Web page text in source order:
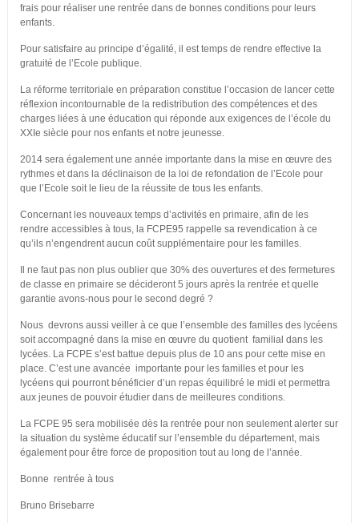
frais pour réaliser une rentrée dans de bonnes conditions pour leurs
enfants.
Pour satisfaire au principe d’égalité, il est temps de rendre effective la
gratuité de l’Ecole publique.
La réforme territoriale en préparation constitue l’occasion de lancer cette
réflexion incontournable de la redistribution des compétences et des
charges liées à une éducation qui réponde aux exigences de l’école du
XXIe siècle pour nos enfants et notre jeunesse.
2014 sera également une année importante dans la mise en œuvre des
rythmes et dans la déclinaison de la loi de refondation de l’Ecole pour
que l’Ecole soit le lieu de la réussite de tous les enfants.
Concernant les nouveaux temps d’activités en primaire, afin de les
rendre accessibles à tous, la FCPE95 rappelle sa revendication à ce
qu’ils n’engendrent aucun coût supplémentaire pour les familles.
Il ne faut pas non plus oublier que 30% des ouvertures et des fermetures
de classe en primaire se décideront 5 jours après la rentrée et quelle
garantie avons-nous pour le second degré ?
Nous devrons aussi veiller à ce que l’ensemble des familles des lycéens
soit accompagné dans la mise en œuvre du quotient familial dans les
lycées. La FCPE s’est battue depuis plus de 10 ans pour cette mise en
place. C’est une avancée importante pour les familles et pour les
lycéens qui pourront bénéficier d’un repas équilibré le midi et permettra
aux jeunes de pouvoir étudier dans de meilleures conditions.
La FCPE 95 sera mobilisée dès la rentrée pour non seulement alerter sur
la situation du système éducatif sur l’ensemble du département, mais
également pour être force de proposition tout au long de l’année.
Bonne rentrée à tous
Bruno Brisebarre